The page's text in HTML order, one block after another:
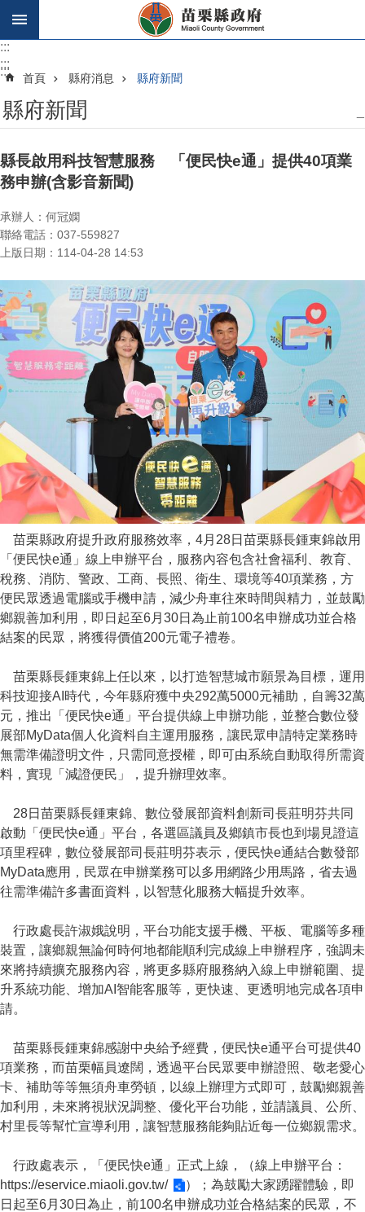
跳到主要內容區塊
:::
:::
::: 首頁 縣府消息 縣府新聞
縣府新聞
縣長啟用科技智慧服務 「便民快e通」提供40項業
務申辦(含影音新聞)
承辦人：何冠嫻
聯絡電話：037-559827
上版日期：114-04-28 14:53
苗栗縣政府提升政府服務效率，4月28日苗栗縣長鍾東錦啟用
「便民快e通」線上申辦平台，服務內容包含社會福利、教育、
稅務、消防、警政、工商、長照、衛生、環境等40項業務，方
便民眾透過電腦或手機申請，減少舟車往來時間與精力，並鼓勵
鄉親善加利用，即日起至6月30日為止前100名申辦成功並合格
結案的民眾，將獲得價值200元電子禮卷。
苗栗縣長鍾東錦上任以來，以打造智慧城市願景為目標，運用
科技迎接AI時代，今年縣府獲中央292萬5000元補助，自籌32萬
元，推出「便民快e通」平台提供線上申辦功能，並整合數位發
展部MyData個人化資料自主運用服務，讓民眾申請特定業務時
無需準備證明文件，只需同意授權，即可由系統自動取得所需資
料，實現「減證便民」，提升辦理效率。
28日苗栗縣長鍾東錦、數位發展部資料創新司長莊明芬共同
啟動「便民快e通」平台，各選區議員及鄉鎮市長也到場見證這
項里程碑，數位發展部司長莊明芬表示，便民快e通結合數發部
MyData應用，民眾在申辦業務可以多用網路少用馬路，省去過
往需準備許多書面資料，以智慧化服務大幅提升效率。
行政處長許淑娥說明，平台功能支援手機、平板、電腦等多種
裝置，讓鄉親無論何時何地都能順利完成線上申辦程序，強調未
來將持續擴充服務內容，將更多縣府服務納入線上申辦範圍、提
升系統功能、增加AI智能客服等，更快速、更透明地完成各項申
請。
苗栗縣長鍾東錦感謝中央給予經費，便民快e通平台可提供40
項業務，而苗栗幅員遼闊，透過平台民眾要申辦證照、敬老愛心
卡、補助等等無須舟車勞頓，以線上辦理方式即可，鼓勵鄉親善
加利用，未來將視狀況調整、優化平台功能，並請議員、公所、
村里長等幫忙宣導利用，讓智慧服務能夠貼近每一位鄉親需求。
行政處表示，「便民快e通」正式上線，（線上申辦平台：
https://eservice.miaoli.gov.tw/
）；為鼓勵大家踴躍體驗，即
日起至6月30日為止，前100名申辦成功並合格結案的民眾，不